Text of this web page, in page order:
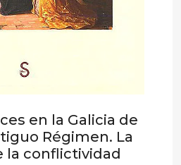
en la Galicia de
Régimen. La
la conflictividad